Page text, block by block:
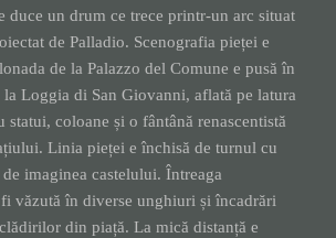
duce un drum ce trece printr-un arc situat
de Palladio. Scenografia pieței e
de la Palazzo del Comune e pusă în
la Loggia di San Giovanni, aflată pe latura
statui, coloane și o fântână renascentistă
Linia pieței e închisă de turnul cu
imaginea castelului. Întreaga
văzută în diverse unghiuri și încadrări
din piață. La mică distanță e